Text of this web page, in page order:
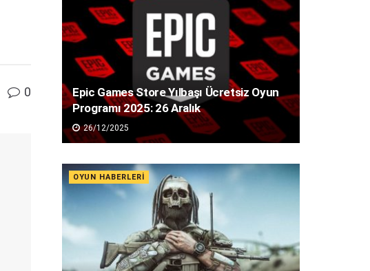
0
Epic Games Store Yılbaşı Ücretsiz Oyun
Programı 2025: 26 Aralık
26/12/2025
OYUN HABERLERI